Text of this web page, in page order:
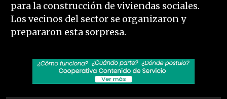
para la construcción de viviendas sociales.
Los vecinos del sector se organizaron y
prepararon esta sorpresa.